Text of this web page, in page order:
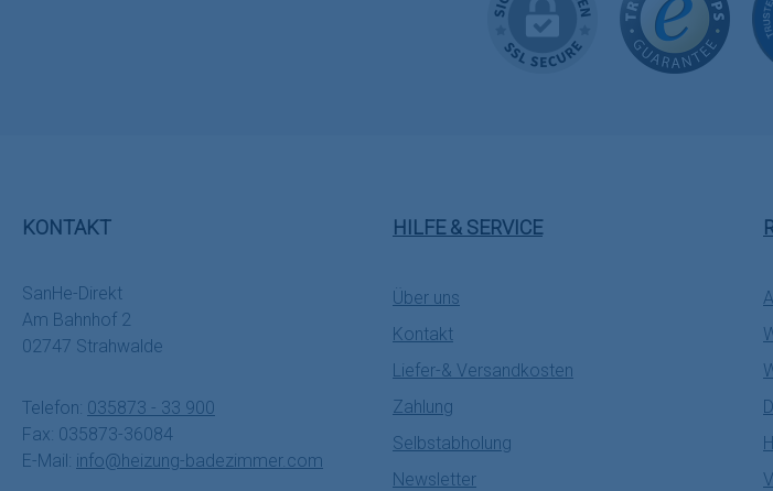
KONTAKT
SanHe-Direkt
Am Bahnhof 2
02747 Strahwalde
Telefon: 035873 - 33 900
Fax: 035873-36084
E-Mail: info@heizung-badezimmer.com
HILFE & SERVICE
Über uns
Kontakt
Liefer-& Versandkosten
Zahlung
Selbstabholung
Newsletter